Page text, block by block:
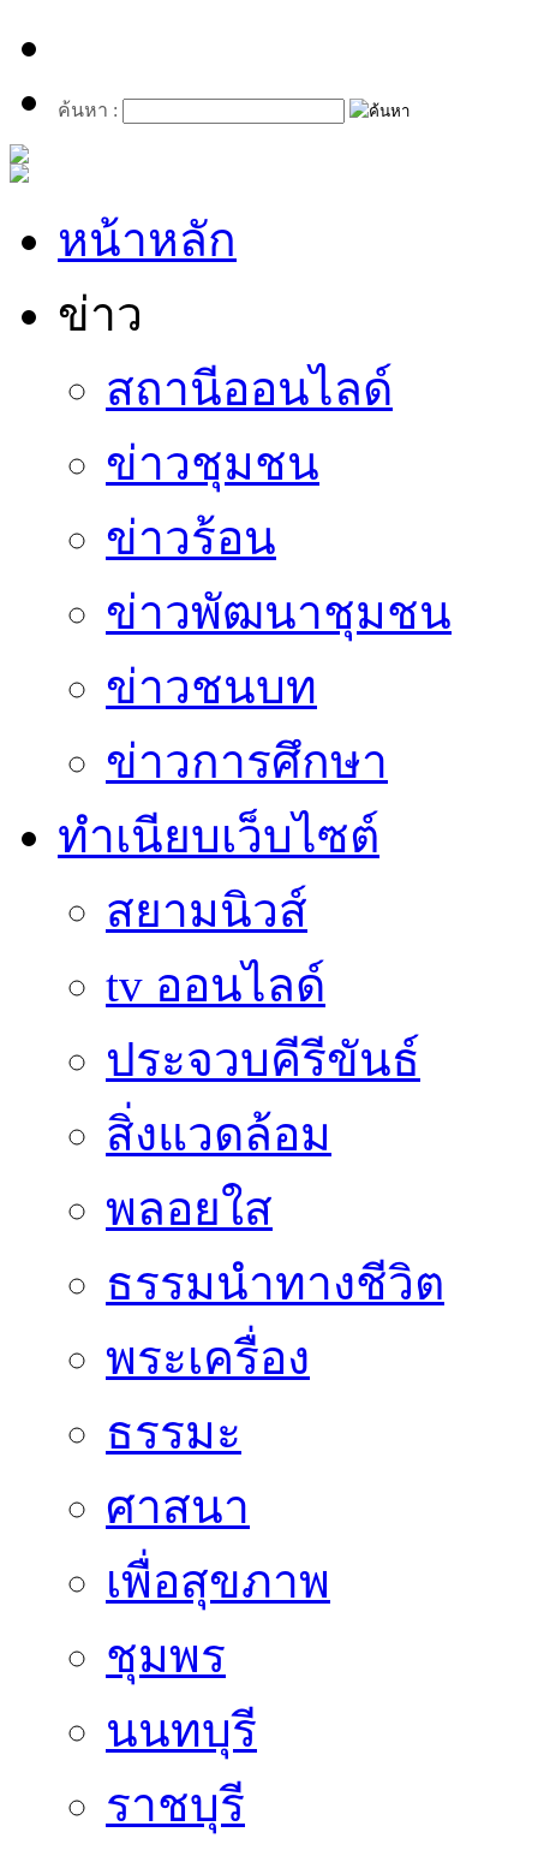
ค้นหา :
หน้าหลัก
ข่าว
สถานีออนไลด์
ข่าวชุมชน
ข่าวร้อน
ข่าวพัฒนาชุมชน
ข่าวชนบท
ข่าวการศึกษา
ทำเนียบเว็บไซต์
สยามนิวส์
tv ออนไลด์
ประจวบคีรีขันธ์
สิ่งแวดล้อม
พลอยใส
ธรรมนำทางชีวิต
พระเครื่อง
ธรรมะ
ศาสนา
เพื่อสุขภาพ
ชุมพร
นนทบุรี
ราชบุรี